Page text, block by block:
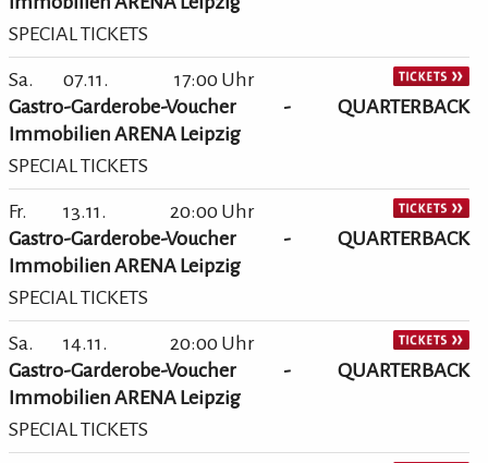
SPECIAL TICKETS
Sa. 07.11.
17:00 Uhr
Gastro-Garderobe-Voucher - QUARTERBACK
Immobilien ARENA Leipzig
SPECIAL TICKETS
Fr. 13.11.
20:00 Uhr
Gastro-Garderobe-Voucher - QUARTERBACK
Immobilien ARENA Leipzig
SPECIAL TICKETS
Sa. 14.11.
20:00 Uhr
Gastro-Garderobe-Voucher - QUARTERBACK
Immobilien ARENA Leipzig
SPECIAL TICKETS